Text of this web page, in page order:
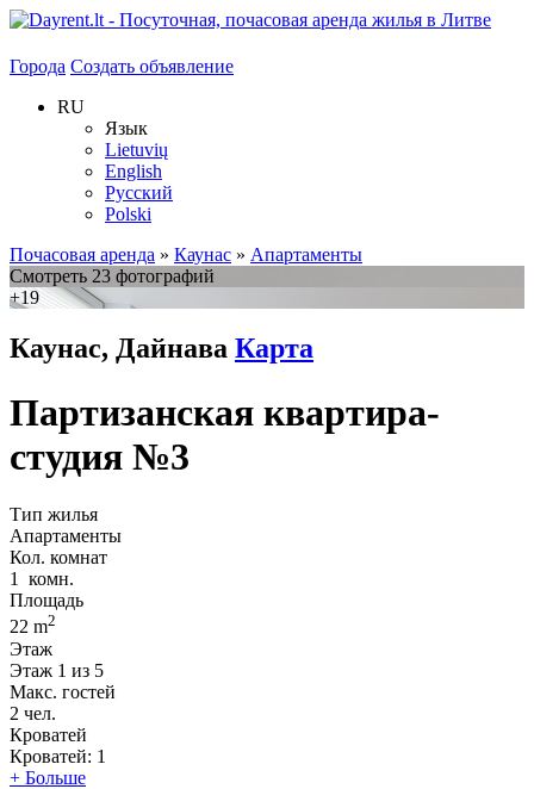
Города Создать объявление
RU
Язык
Lietuvių
English
Русский
Polski
Почасовая аренда » Каунас » Апартаменты
Смотреть 23 фотографий
+19
Каунас, Дайнава Карта
Партизанская квартира-
студия №3
Тип жилья
Апартаменты
Кол. комнат
1
комн.
Площадь
22 m2
Этаж
Этаж 1 из 5
Макс. гостей
2 чел.
Кроватей
Кроватей: 1
+ Больше